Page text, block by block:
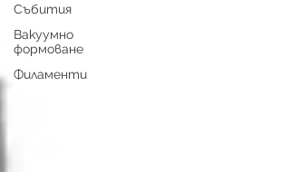
Събития
Вакуумно
формоване
Филаменти